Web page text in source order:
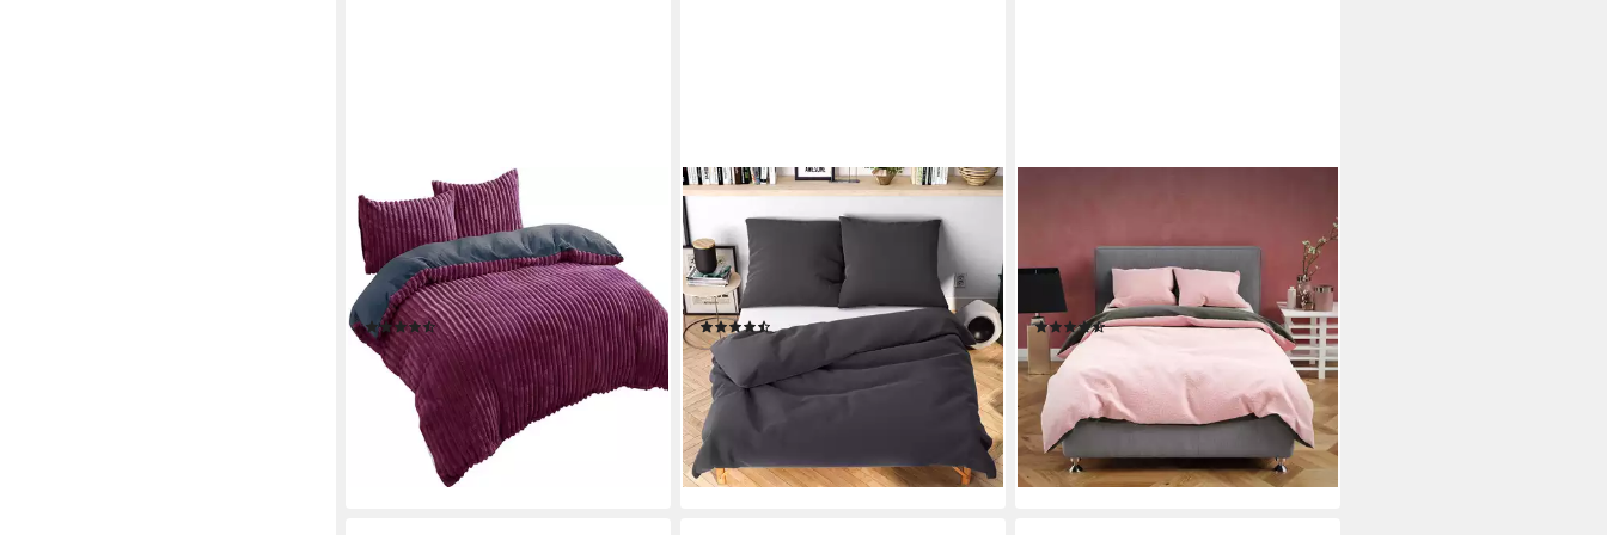
LEONADO VICENTI
Bettwäsche Teddyplüsch Cord Optik,
Fleece, 3 teilig, extra warm und
kuschelig, Winterbettwäsche
Cashmere Touch
(312)
ab 39,50 € UVP58,74 €
-33%
lieferbar - in 2-3 Werktagen bei dir
WOLKENFELD
Bettwäsche Allergiker Bettwäsche,
unfassbar weich, Microfaser, 3 teilig,
135x200 cm, 155x220 &
Übergrößen I inkl. Kissenbezüge
80x80 I Uni(392)
ab 35,99 € 64,99 €
-45%
lieferbar - in 2-3 Werktagen bei dir
+4
Set, Teddy, 3 teilig, 200x200 cm,
Bettwäsche kuschelig warm für
Winter, uni, Wendebettwäsche
(74)
36,90 €
-23%
lieferbar - in 2-3 Werktagen bei dir
+1